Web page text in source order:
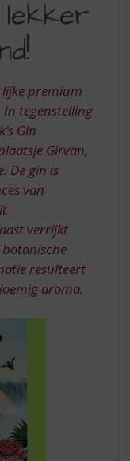
lekker
premium
tegenstelling
Gin
Girvan,
De gin is
van
verrijkt
resulteert
aroma.